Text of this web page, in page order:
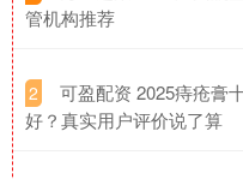
管机构推荐
2
可盈配资 2025痔疮膏
好？真实用户评价说了算